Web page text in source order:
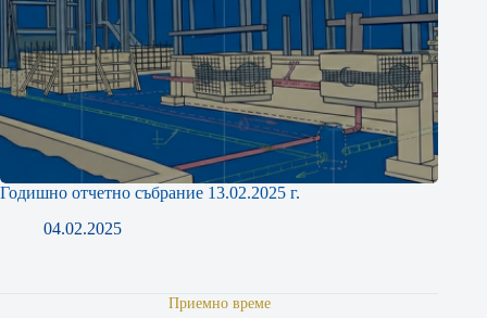
Годишно отчетно събрание 13.02.2025 г.
04.02.2025
Приемно време